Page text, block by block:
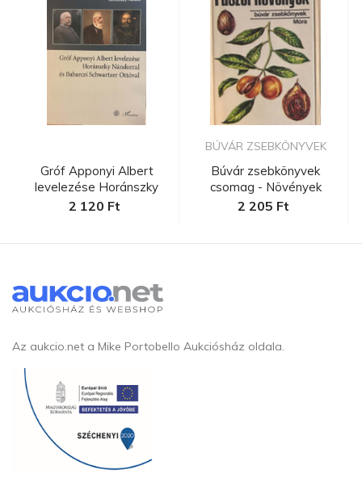
Gróf Apponyi Albert
levelezése Horánszky
Nándorra...
2 120 Ft
BÚVÁR ZSEBKÖNYVEK
Búvár zsebkönyvek
csomag - Növények
2 205 Ft
Az aukcio.net a Mike Portobello Aukciósház oldala.